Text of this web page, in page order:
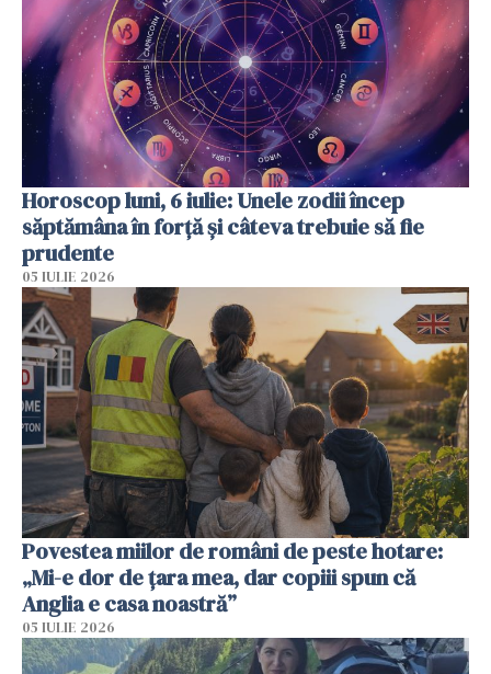
Horoscop luni, 6 iulie: Unele zodii încep
săptămâna în forță și câteva trebuie să fie
prudente
05 IULIE 2026
Povestea miilor de români de peste hotare:
„Mi-e dor de țara mea, dar copiii spun că
Anglia e casa noastră”
05 IULIE 2026